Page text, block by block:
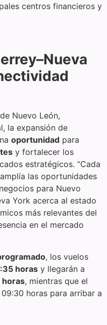
centros financieros y
Nuevo León,
la expansión de
oportunidad para
y fortalecer los
estratégicos. “Cada
las oportunidades
para Nuevo
York acerca al estado
más relevantes del
en el mercado
, los vuelos
horas y llegarán a
, mientras que el
horas para arribar a